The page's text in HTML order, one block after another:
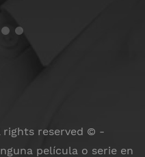
rights reserved © -
película o serie en